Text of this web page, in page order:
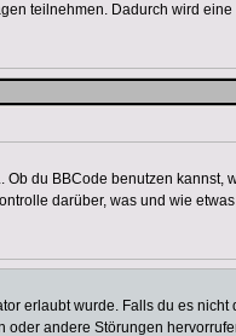
teilnehmen. Dadurch wird
Ob du BBCode benutzen
darüber, was und wie
erlaubt wurde. Falls du es
oder andere Störungen